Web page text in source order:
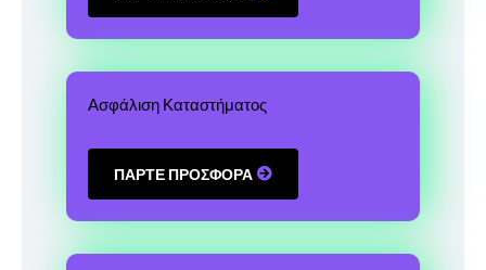
Ασφάλιση Καταστήματος
ΠΑΡΤΕ ΠΡΟΣΦΟΡΑ